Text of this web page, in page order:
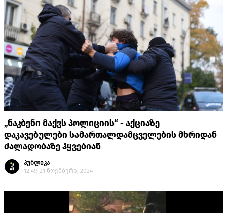
„ნაკბენი მაქვს პოლიციის“ - აქციაზე
დაკავებულები სამართალდამცველების მხრიდან
ძალადობაზე ჰყვებიან
პუბლიკა
12:49, 21 ნოემბერი, 2024